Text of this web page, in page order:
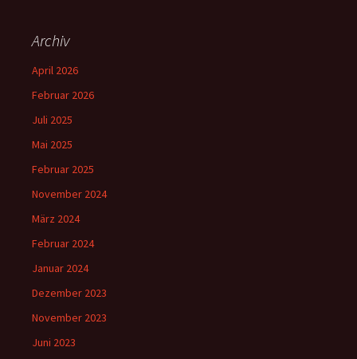
Archiv
April 2026
Februar 2026
Juli 2025
Mai 2025
Februar 2025
November 2024
März 2024
Februar 2024
Januar 2024
Dezember 2023
November 2023
Juni 2023